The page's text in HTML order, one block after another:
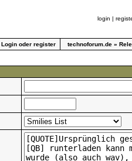
login |
Loginoder register technoforum.de»